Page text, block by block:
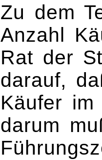
Zu dem
Anzahl
Rat der
darauf,
Käufer im
darum